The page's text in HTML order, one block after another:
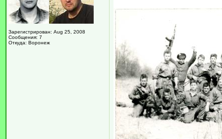
Зарегистрирован: Aug 25, 2008
Сообщения: 7
Откуда: Воронеж